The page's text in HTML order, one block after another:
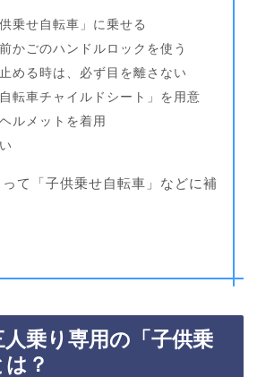
乗せ自転車」に乗せる
かごのハンドルロックを使う
める時は、必ず目を離さない
転車チャイルドシート」を用意
ルメットを着用
て「子供乗せ自転車」などに補
乗り専用の「子供乗
？